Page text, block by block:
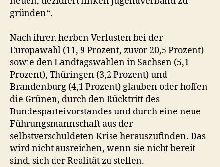
gründen“.
Nach ihren herben Verlusten bei der
Europawahl (11, 9 Prozent, zuvor 20,5 Prozent)
sowie den Landtagswahlen in Sachsen (5,1
Prozent), Thüringen (3,2 Prozent) und
Brandenburg (4,1 Prozent) glauben oder hoffen
die Grünen, durch den Rücktritt des
Bundesparteivorstandes und durch eine neue
Führungsmannschaft aus der
selbstverschuldeten Krise herauszufinden. Das
wird nicht ausreichen, wenn sie nicht bereit
sind, sich der Realität zu stellen.